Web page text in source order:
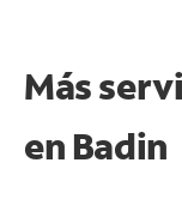
Más
en Badin